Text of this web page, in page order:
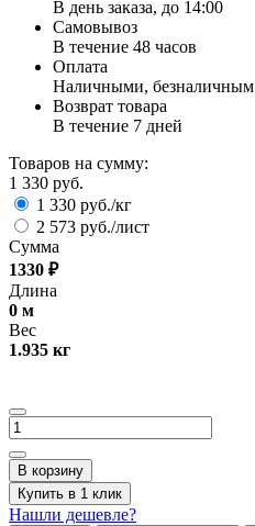
В день заказа, до 14:00
Самовывоз
В течение 48 часов
Оплата
Наличными, безналичным
Возврат товара
В течение 7 дней
Товаров на сумму:
1 330 руб.
1 330 руб./кг
2 573 руб./лист
Сумма
1330 ₽
Длина
0 м
Вес
1.935 кг
В корзину
Купить в 1 клик
Нашли дешевле?